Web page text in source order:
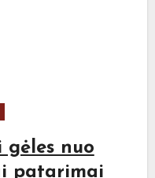
gėles nuo
patarimai